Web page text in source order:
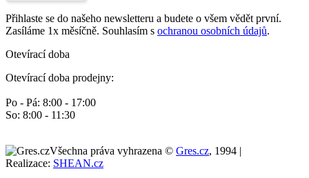
Přihlaste se do našeho newsletteru a budete o všem vědět první.
Zasíláme 1x měsíčně. Souhlasím s ochranou osobních údajů.
Otevírací doba
Otevírací doba prodejny:
Po - Pá: 8:00 - 17:00
So: 8:00 - 11:30
Všechna práva vyhrazena © Gres.cz, 1994 |
Realizace: SHEAN.cz